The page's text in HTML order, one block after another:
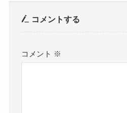
コメントする
コメント ※